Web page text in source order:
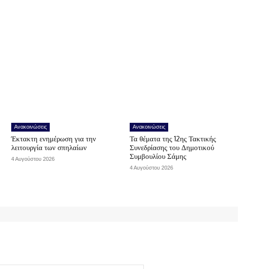
Ανακοινώσεις
Έκτακτη ενημέρωση για την
λειτουργία των σπηλαίων
4 Αυγούστου 2026
Ανακοινώσεις
Τα θέματα της 12ης Τακτικής
Συνεδρίασης του Δημοτικού
Συμβουλίου Σάμης
4 Αυγούστου 2026